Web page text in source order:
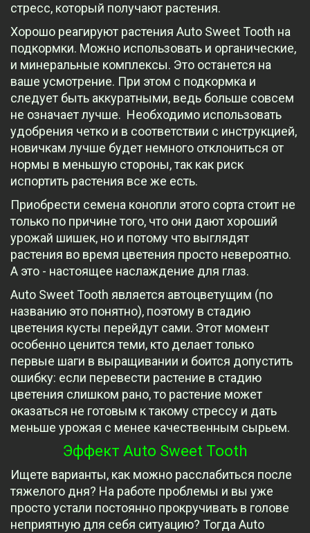
стресс, который получают растения.
Хорошо реагируют растения Auto Sweet Tooth на
подкормки. Можно использовать и органические,
и минеральные комплексы. Это останется на
ваше усмотрение. При этом с подкормка и
следует быть аккуратными, ведь больше совсем
не означает лучше. Необходимо использовать
удобрения четко и в соответствии с инструкцией,
новичкам лучше будет немного отклониться от
нормы в меньшую стороны, так как риск
испортить растения все же есть.
Приобрести семена конопли этого сорта стоит не
только по причине того, что они дают хороший
урожай шишек, но и потому что выглядят
растения во время цветения просто невероятно.
А это - настоящее наслаждение для глаз.
Auto Sweet Tooth является автоцветущим (по
названию это понятно), поэтому в стадию
цветения кусты перейдут сами. Этот момент
особенно ценится теми, кто делает только
первые шаги в выращивании и боится допустить
ошибку: если перевести растение в стадию
цветения слишком рано, то растение может
оказаться не готовым к такому стрессу и дать
меньше урожая с менее качественным сырьем.
Эффект Auto Sweet Tooth
Ищете варианты, как можно расслабиться после
тяжелого дня? На работе проблемы и вы уже
просто устали постоянно прокручивать в голове
неприятную для себя ситуацию? Тогда Auto